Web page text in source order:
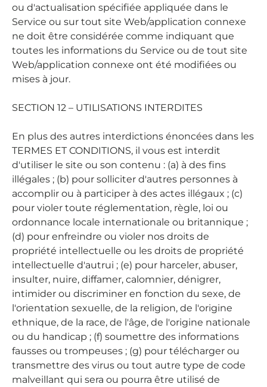
ou d'actualisation spécifiée appliquée dans le
Service ou sur tout site Web/application connexe
ne doit être considérée comme indiquant que
toutes les informations du Service ou de tout site
Web/application connexe ont été modifiées ou
mises à jour.
SECTION 12 – UTILISATIONS INTERDITES
En plus des autres interdictions énoncées dans les
TERMES ET CONDITIONS, il vous est interdit
d'utiliser le site ou son contenu : (a) à des fins
illégales ; (b) pour solliciter d'autres personnes à
accomplir ou à participer à des actes illégaux ; (c)
pour violer toute réglementation, règle, loi ou
ordonnance locale internationale ou britannique ;
(d) pour enfreindre ou violer nos droits de
propriété intellectuelle ou les droits de propriété
intellectuelle d'autrui ; (e) pour harceler, abuser,
insulter, nuire, diffamer, calomnier, dénigrer,
intimider ou discriminer en fonction du sexe, de
l'orientation sexuelle, de la religion, de l'origine
ethnique, de la race, de l'âge, de l'origine nationale
ou du handicap ; (f) soumettre des informations
fausses ou trompeuses ; (g) pour télécharger ou
transmettre des virus ou tout autre type de code
malveillant qui sera ou pourra être utilisé de